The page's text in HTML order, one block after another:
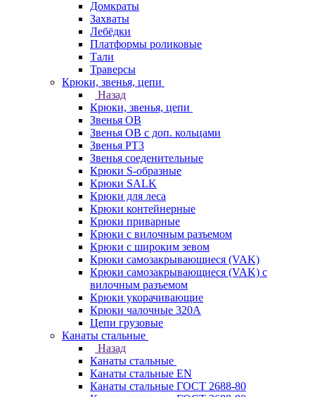
Домкраты
Захваты
Лебёдки
Платформы роликовые
Тали
Траверсы
Крюки, звенья, цепи
Назад
Крюки, звенья, цепи
Звенья ОВ
Звенья ОВ с доп. кольцами
Звенья РТ3
Звенья соеденительные
Крюки S-образные
Крюки SALK
Крюки для леса
Крюки контейнерные
Крюки приварные
Крюки с вилочным разъемом
Крюки с широким зевом
Крюки самозакрывающиеся (VAK)
Крюки самозакрывающиеся (VAK) с
вилочным разъемом
Крюки укорачивающие
Крюки чалочные 320А
Цепи грузовые
Канаты стальные
Назад
Канаты стальные
Канаты стальные EN
Канаты стальные ГОСТ 2688-80